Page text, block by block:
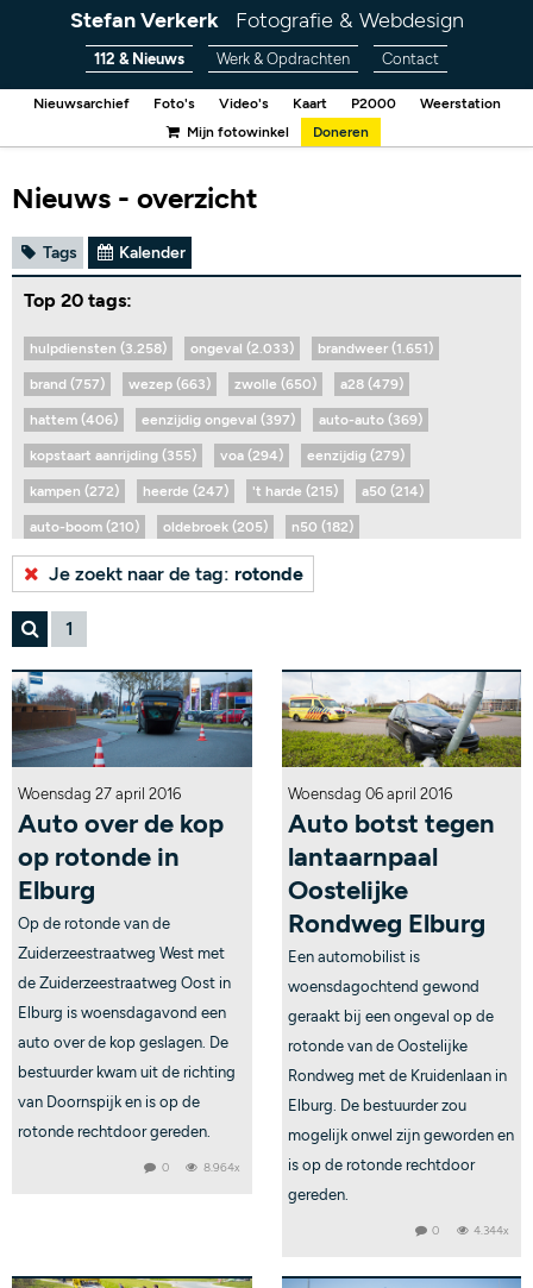
Stefan Verkerk Fotografie & Webdesign
112 & Nieuws Werk & Opdrachten Contact
Nieuwsarchief Foto's Video's Kaart P2000
Weerstation
Mijn fotowinkel
Doneren
Nieuws - overzicht
Tags Kalender
Top 20 tags:
hulpdiensten (3.258) ongeval (2.033) brandweer (1.651)
brand (757) wezep (663) zwolle (650) a28 (479)
hattem (406) eenzijdig ongeval (397) auto-auto (369)
kopstaart aanrijding (355) voa (294) eenzijdig (279)
kampen (272) heerde (247) 't harde (215) a50 (214)
auto-boom (210) oldebroek (205) n50 (182)
Bekijk alle tags...
Je zoekt naar de tag: rotonde
1
Woensdag 27 april 2016
Auto over de kop
op rotonde in
Elburg
Op de rotonde van de
Zuiderzeestraatweg West met
de Zuiderzeestraatweg Oost in
Elburg is woensdagavond een
auto over de kop geslagen. De
bestuurder kwam uit de richting
van Doornspijk en is op de
rotonde rechtdoor gereden.
0 8.964x
Woensdag 06 april 2016
Auto botst tegen
lantaarnpaal
Oostelijke
Rondweg Elburg
Een automobilist is
woensdagochtend gewond
geraakt bij een ongeval op de
rotonde van de Oostelijke
Rondweg met de Kruidenlaan in
Elburg. De bestuurder zou
mogelijk onwel zijn geworden en
is op de rotonde rechtdoor
gereden.
0 4.344x